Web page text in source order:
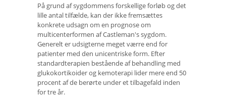
På grund af sygdommens forskellige forløb og det
lille antal tilfælde, kan der ikke fremsættes
konkrete udsagn om en prognose om
multicenterformen af ​​Castleman's sygdom.
Generelt er udsigterne meget værre end for
patienter med den unicentriske form. Efter
standardterapien bestående af behandling med
glukokortikoider og kemoterapi lider mere end 50
procent af de berørte under et tilbagefald inden
for tre år.